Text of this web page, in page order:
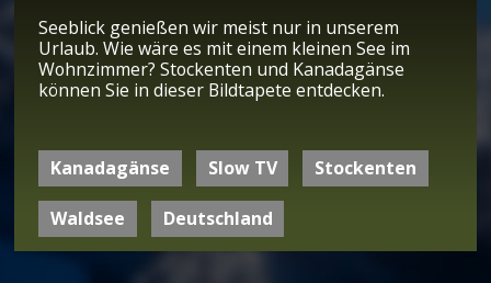
Seeblick genießen wir meist nur in unserem
Urlaub. Wie wäre es mit einem kleinen See im
Wohnzimmer? Stockenten und Kanadagänse
können Sie in dieser Bildtapete entdecken.
Kanadagänse Slow TV Stockenten
Waldsee Deutschland